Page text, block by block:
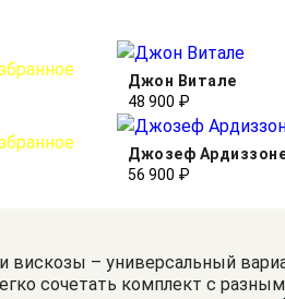
Джон Витале
48 900 ₽
Джозеф
56 900 ₽
– универсальный
сочетать комплект с